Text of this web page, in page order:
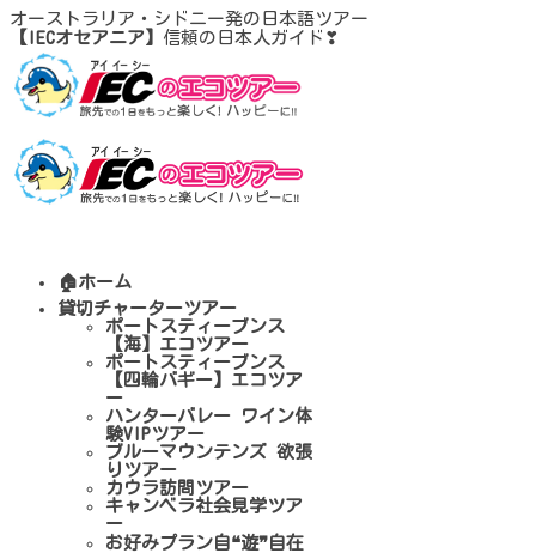
オーストラリア・シドニー発の日本語ツアー
【IECオセアニア】 信頼の日本人ガイド❣
🏠ホーム
貸切チャーターツアー
ポートスティーブンス
【海】エコツアー
ポートスティーブンス
【四輪バギー】エコツア
ー
ハンターバレー ワイン体
験VIPツアー
ブルーマウンテンズ 欲張
りツアー
カウラ訪問ツアー
キャンベラ社会見学ツア
ー
お好みプラン自❝遊❞自在